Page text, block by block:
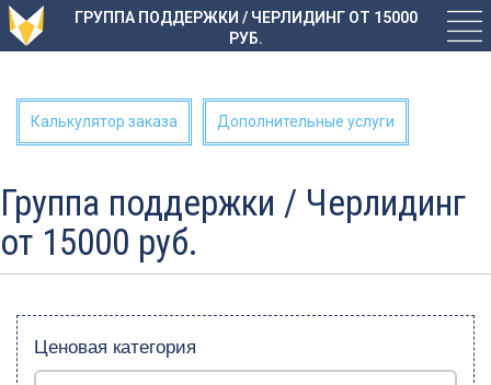
ГРУППА ПОДДЕРЖКИ / ЧЕРЛИДИНГ ОТ 15000
РУБ.
Калькулятор заказа Дополнительные услуги
Группа поддержки / Черлидинг
от 15000 руб.
Ценовая категория